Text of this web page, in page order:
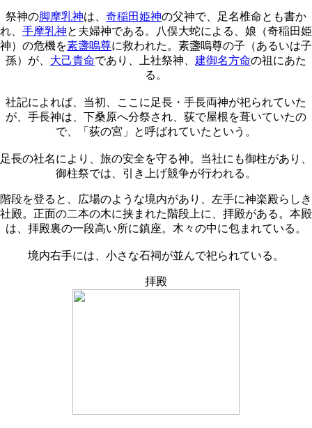
祭神の脚摩乳神は、 奇稲田姫神の父神で、足名椎命とも書か
れ、 手摩乳神と夫婦神である。八俣大蛇による、娘（奇稲田姫
神）の危機を素盞嗚尊に救われた。素盞嗚尊の子（あるいは子
孫）が、 大己貴命であり、上社祭神、 建御名方命の祖にあた
る。
社記によれば、当初、ここに足長・手長両神が祀られていた
が、手長神は、下桑原へ分祭され、荻で屋根を葺いていたの
で、「荻の宮」と呼ばれていたという。
足長の社名により、旅の安全を守る神。当社にも御柱があり、
御柱祭では、引き上げ競争が行われる。
階段を登ると、広場のような境内があり、左手に神楽殿らしき
社殿。正面の二本の木に挟まれた階段上に、拝殿がある。本殿
は、拝殿裏の一段高い所に鎮座。木々の中に包まれている。
境内右手には、小さな石祠が並んで祀られている。
拝殿